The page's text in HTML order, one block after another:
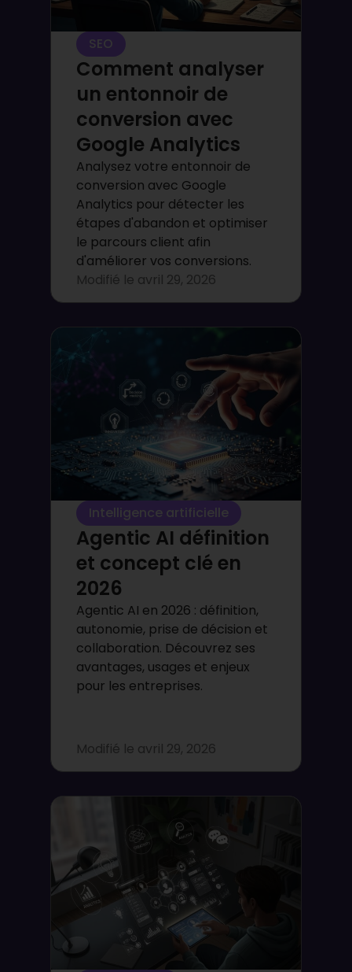
SEO
Comment analyser
un entonnoir de
conversion avec
Google Analytics
Analysez votre entonnoir de
conversion avec Google
Analytics pour détecter les
étapes d'abandon et optimiser
le parcours client afin
d'améliorer vos conversions.
Modifié le avril 29, 2026
Intelligence artificielle
Agentic AI définition
et concept clé en
2026
Agentic AI en 2026 : définition,
autonomie, prise de décision et
collaboration. Découvrez ses
avantages, usages et enjeux
pour les entreprises.
Modifié le avril 29, 2026